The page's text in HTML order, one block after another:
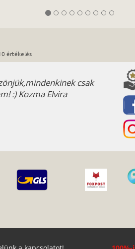
értékelés
csak
:) Kozma Elvira